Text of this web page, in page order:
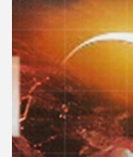
บทความ
ข่าว
และ
กิจกรรม